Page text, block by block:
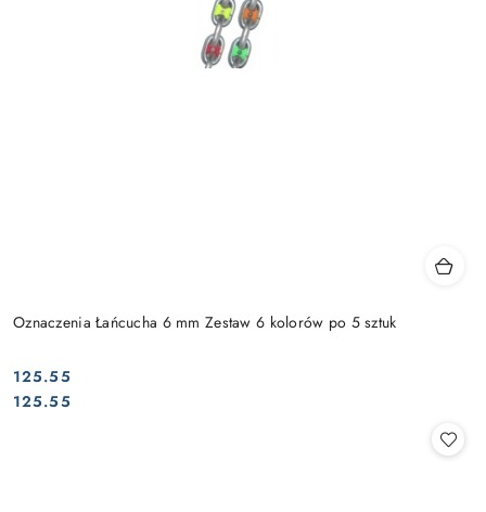
Oznaczenia Łańcucha 6 mm Zestaw 6 kolorów po 5 sztuk
Cena:
125.55
Cena:
125.55